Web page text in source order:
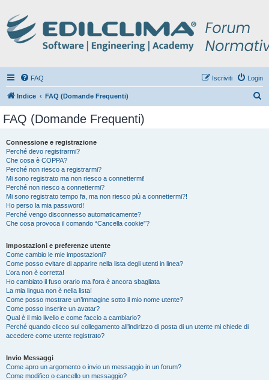
FAQ Login
Iscriviti
Indice FAQ (Domande Frequenti)
FAQ (Domande Frequenti)
Connessione e registrazione
Perché devo registrarmi?
Che cosa è COPPA?
Perché non riesco a registrarmi?
Mi sono registrato ma non riesco a connettermi!
Perché non riesco a connettermi?
Mi sono registrato tempo fa, ma non riesco più a connettermi?!
Ho perso la mia password!
Perché vengo disconnesso automaticamente?
Che cosa provoca il comando “Cancella cookie”?
Impostazioni e preferenze utente
Come cambio le mie impostazioni?
Come posso evitare di apparire nella lista degli utenti in linea?
L’ora non è corretta!
Ho cambiato il fuso orario ma l’ora è ancora sbagliata
La mia lingua non è nella lista!
Come posso mostrare un’immagine sotto il mio nome utente?
Come posso inserire un avatar?
Qual è il mio livello e come faccio a cambiarlo?
Perché quando clicco sul collegamento all’indirizzo di posta di un utente mi chiede di
accedere come utente registrato?
Invio Messaggi
Come apro un argomento o invio un messaggio in un forum?
Come modifico o cancello un messaggio?